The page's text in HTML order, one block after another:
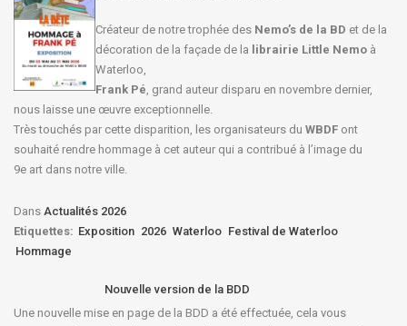
Créateur de notre trophée des Nemo’s de la BD et de la
décoration de la façade de la librairie Little Nemo à
Waterloo,
Frank Pé, grand auteur disparu en novembre dernier,
nous laisse une œuvre exceptionnelle.
Très touchés par cette disparition, les organisateurs du WBDF ont
souhaité rendre hommage à cet auteur qui a contribué à l’image du
9e art dans notre ville.
Dans Actualités 2026
Etiquettes: Exposition 2026 Waterloo Festival de Waterloo
Hommage
Nouvelle version de la BDD
Une nouvelle mise en page de la BDD a été effectuée, cela vous